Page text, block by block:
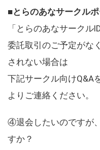
■とらのあなサークル
「とらのあなサーク
委託取引のご予定がな
されない場合は
下記サークル向けQ&A
よりご連絡ください。
④退会したいのですが
すか？